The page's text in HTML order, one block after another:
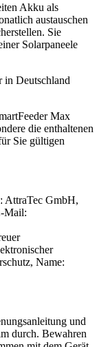
Akku als
austauschen
Sie
Solarpaneele
in Deutschland
Max
die enthaltenen
Sie gültigen
AttraTec GmbH,
Mail:
Name:
und
durch. Bewahren